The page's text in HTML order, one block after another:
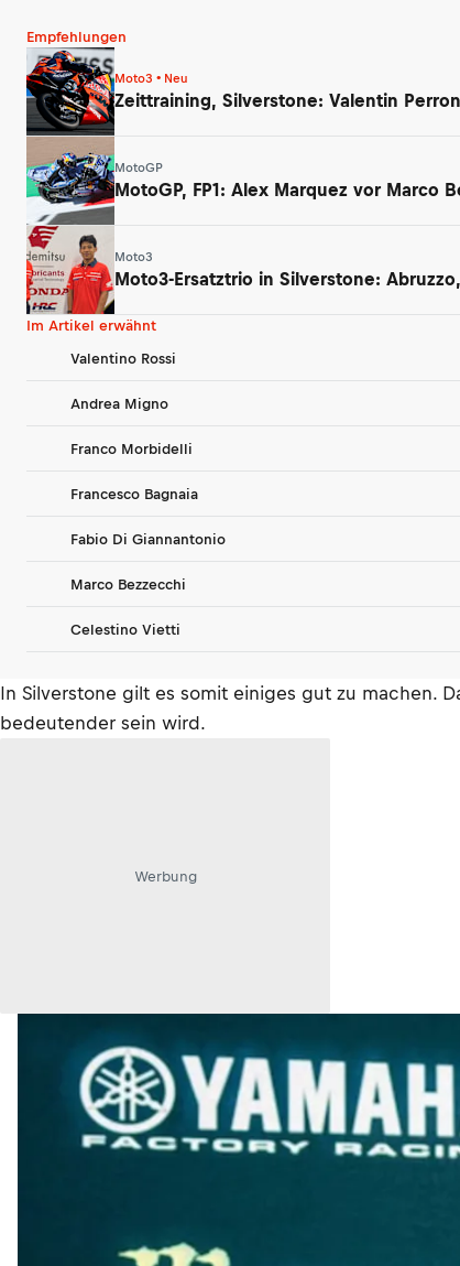
Empfehlungen
Moto3 • Neu
Zeittraining, Silverstone: Valentin
MotoGP
MotoGP, FP1: Alex Marquez vor Marco
Moto3
Moto3-Ersatztrio in Silverstone:
Im Artikel erwähnt
Valentino Rossi
Andrea Migno
Franco Morbidelli
Francesco Bagnaia
Fabio Di Giannantonio
Marco Bezzecchi
Celestino Vietti
In Silverstone gilt es somit einiges gut zu machen.
bedeutender sein wird.
Werbung